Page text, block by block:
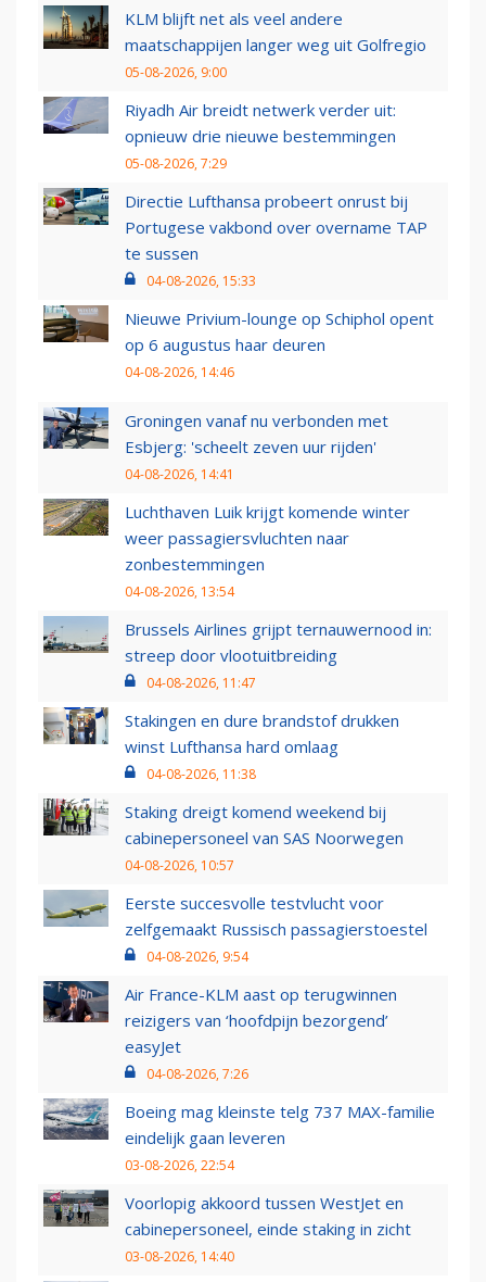
KLM blijft net als veel andere
maatschappijen langer weg uit Golfregio
05-08-2026, 9:00
Riyadh Air breidt netwerk verder uit:
opnieuw drie nieuwe bestemmingen
05-08-2026, 7:29
Directie Lufthansa probeert onrust bij
Portugese vakbond over overname TAP
te sussen
04-08-2026, 15:33
Nieuwe Privium-lounge op Schiphol opent
op 6 augustus haar deuren
04-08-2026, 14:46
Groningen vanaf nu verbonden met
Esbjerg: 'scheelt zeven uur rijden'
04-08-2026, 14:41
Luchthaven Luik krijgt komende winter
weer passagiersvluchten naar
zonbestemmingen
04-08-2026, 13:54
Brussels Airlines grijpt ternauwernood in:
streep door vlootuitbreiding
04-08-2026, 11:47
Stakingen en dure brandstof drukken
winst Lufthansa hard omlaag
04-08-2026, 11:38
Staking dreigt komend weekend bij
cabinepersoneel van SAS Noorwegen
04-08-2026, 10:57
Eerste succesvolle testvlucht voor
zelfgemaakt Russisch passagierstoestel
04-08-2026, 9:54
Air France-KLM aast op terugwinnen
reizigers van ‘hoofdpijn bezorgend’
easyJet
04-08-2026, 7:26
Boeing mag kleinste telg 737 MAX-familie
eindelijk gaan leveren
03-08-2026, 22:54
Voorlopig akkoord tussen WestJet en
cabinepersoneel, einde staking in zicht
03-08-2026, 14:40